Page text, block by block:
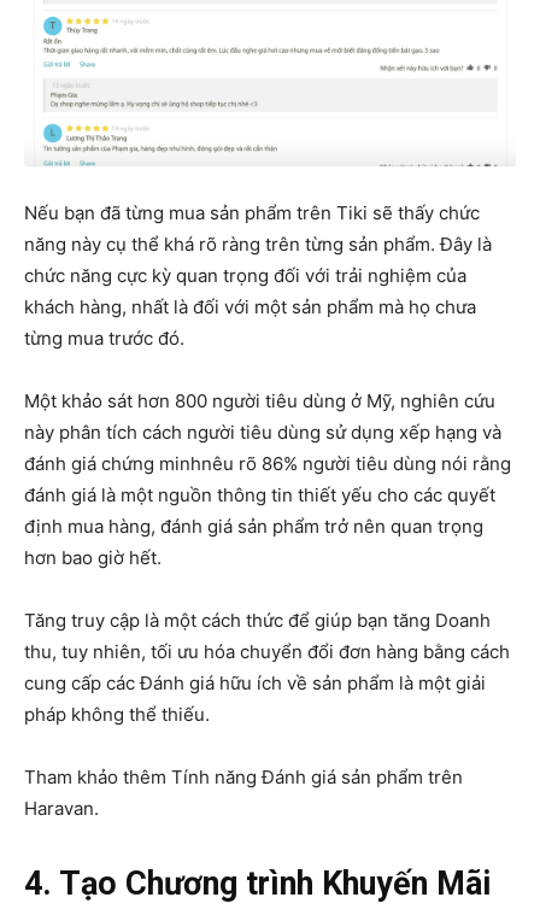
Nếu bạn đã từng mua sản phẩm trên Tiki sẽ thấy chức
năng này cụ thể khá rõ ràng trên từng sản phẩm. Đây là
chức năng cực kỳ quan trọng đối với trải nghiệm của
khách hàng, nhất là đối với một sản phẩm mà họ chưa
từng mua trước đó.
Một khảo sát hơn 800 người tiêu dùng ở Mỹ, nghiên cứu
này phân tích cách người tiêu dùng sử dụng xếp hạng và
đánh giá chứng minhnêu rõ 86% người tiêu dùng nói rằng
đánh giá là một nguồn thông tin thiết yếu cho các quyết
định mua hàng, đánh giá sản phẩm trở nên quan trọng
hơn bao giờ hết.
Tăng truy cập là một cách thức để giúp bạn tăng Doanh
thu, tuy nhiên, tối ưu hóa chuyển đổi đơn hàng bằng cách
cung cấp các Đánh giá hữu ích về sản phẩm là một giải
pháp không thể thiếu.
Tham khảo thêm Tính năng Đánh giá sản phẩm trên
Haravan.
4. Tạo Chương trình Khuyến Mãi